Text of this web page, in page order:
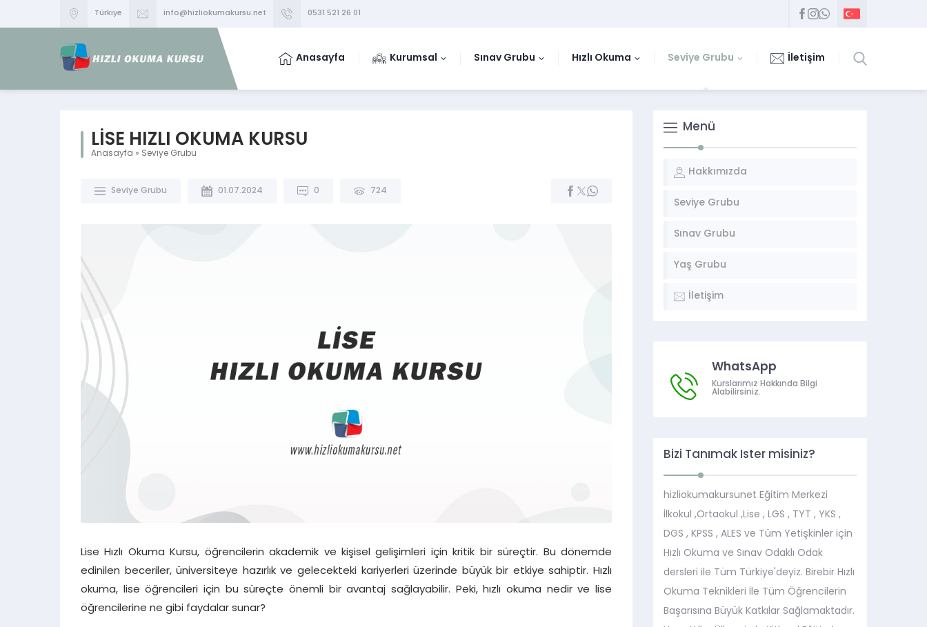
Türkiye info@hizliokumakursu.net 0531 521 26 01
Anasayfa Kurumsal Sınav Grubu Hızlı Okuma Seviye Grubu İletişim
LİSE HIZLI OKUMA KURSU
Anasayfa » Seviye Grubu
Seviye Grubu 01.07.2024 0 724
Lise Hızlı Okuma Kursu, öğrencilerin akademik ve kişisel gelişimleri için kritik bir süreçtir. Bu dönemde
edinilen beceriler, üniversiteye hazırlık ve gelecekteki kariyerleri üzerinde büyük bir etkiye sahiptir. Hızlı
okuma, lise öğrencileri için bu süreçte önemli bir avantaj sağlayabilir. Peki, hızlı okuma nedir ve lise
öğrencilerine ne gibi faydalar sunar?
Menü
Hakkımızda
Seviye Grubu
Sınav Grubu
Yaş Grubu
İletişim
WhatsApp
Kurslarımız Hakkında Bilgi
Alabilirsiniz.
Bizi Tanımak İster misiniz?
hizliokumakursunet Eğitim Merkezi
İlkokul ,Ortaokul ,Lise , LGS , TYT , YKS ,
DGS , KPSS , ALES ve Tüm Yetişkinler için
Hızlı Okuma ve Sınav Odaklı Odak
dersleri ile Tüm Türkiye'deyiz. Birebir Hızlı
Okuma Teknikleri İle Tüm Öğrencilerin
Başarısına Büyük Katkılar Sağlamaktadır.